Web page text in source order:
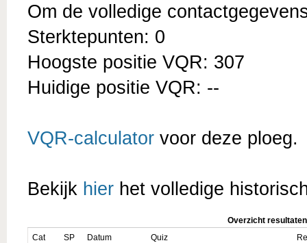
Om de volledige
Sterktepunten: 0
Hoogste positie VQR: 307
Huidige positie VQR: --
VQR-calculator voor deze ploeg.
Bekijk hier het volledige
Overzicht resultaten
Cat
SP Datum Quiz